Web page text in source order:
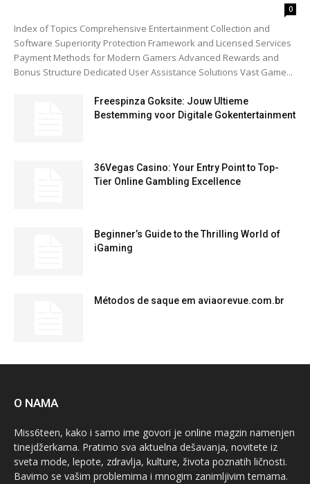
0
Index of Topics Comprehensive Entertainment Collection and
Software Superiority Protection Framework and Licensed Services
Payment Methods for Modern Gamers Advanced Rewards and
Bonus Structure Dedicated User Assistance Solutions Vast Game...
Freespinza Goksite: Jouw Ultieme
Bestemming voor Digitale Gokentertainment
36Vegas Casino: Your Entry Point to Top-
Tier Online Gambling Excellence
Beginner’s Guide to the Thrilling World of
iGaming
Métodos de saque em aviaorevue.com.br
O NAMA
Miss6teen, kako i samo ime govori je online magzin namenjen
tinejdžerkama. Pratimo sva aktuelna dešavanja, novitete iz
sveta mode, lepote, zdravlja, kulture, života poznatih ličnosti.
Bavimo se vašim problemima i mnogim zanimljivim temama.